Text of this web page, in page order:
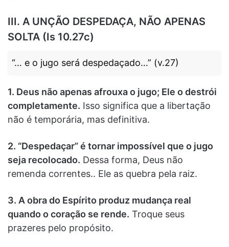
III. A UNÇÃO DESPEDAÇA, NÃO APENAS
SOLTA (Is 10.27c)
“… e o jugo será despedaçado…” (v.27)
1. Deus não apenas afrouxa o jugo; Ele o destrói
completamente. Isso significa que a libertação
não é temporária, mas definitiva.
2. “Despedaçar” é tornar impossível que o jugo
seja recolocado. Dessa forma, Deus não
remenda correntes.. Ele as quebra pela raiz.
3. A obra do Espírito produz mudança real
quando o coração se rende. Troque seus
prazeres pelo propósito.